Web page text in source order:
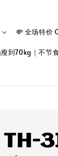
💸 全场特价
到70kg｜不节
TH-